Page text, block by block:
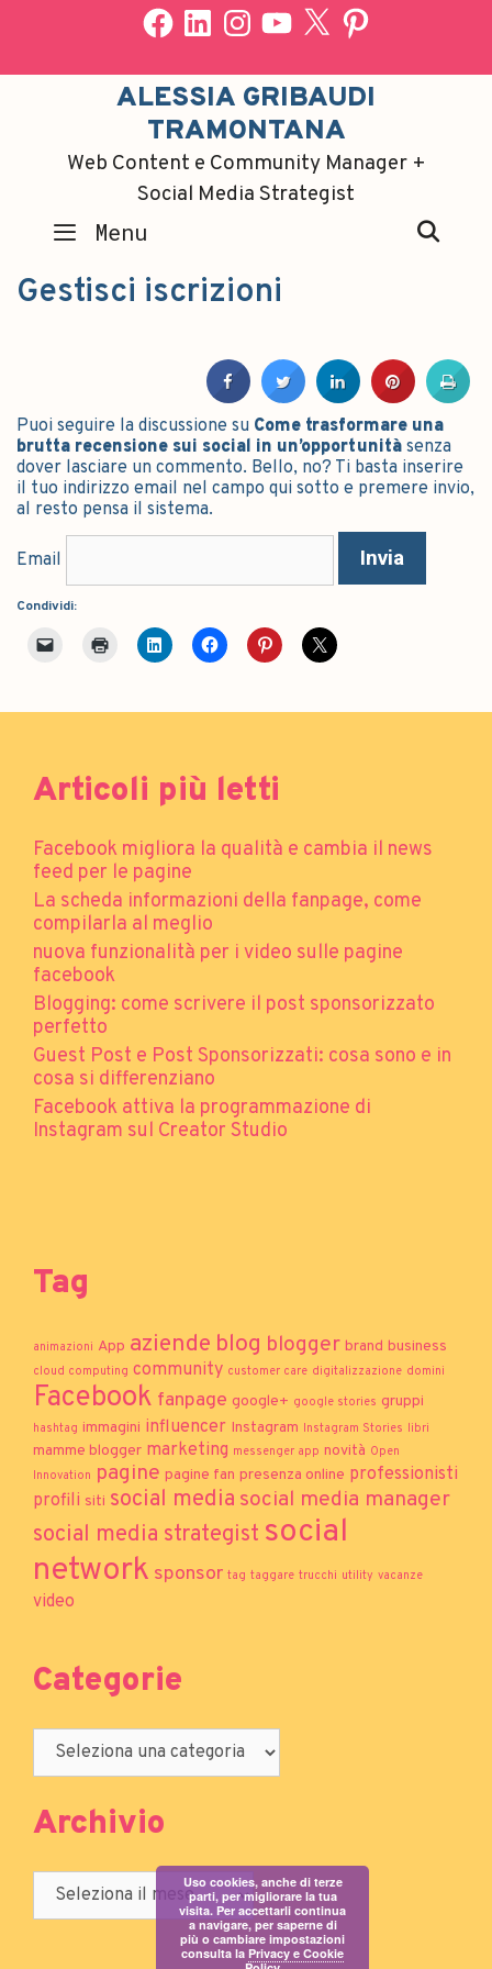
ALESSIA GRIBAUDI
TRAMONTANA
Web Content e Community Manager +
Social Media Strategist
Menu
Gestisci iscrizioni
Puoi seguire la discussione su Come trasformare una
brutta recensione sui social in un’opportunità senza
dover lasciare un commento. Bello, no? Ti basta inserire
il tuo indirizzo email nel campo qui sotto e premere invio,
al resto pensa il sistema.
Email
Condividi:
Articoli più letti
Facebook migliora la qualità e cambia il news
feed per le pagine
La scheda informazioni della fanpage, come
compilarla al meglio
nuova funzionalità per i video sulle pagine
facebook
Blogging: come scrivere il post sponsorizzato
perfetto
Guest Post e Post Sponsorizzati: cosa sono e in
cosa si differenziano
Facebook attiva la programmazione di
Instagram sul Creator Studio
Tag
animazioni App aziende blog blogger brand business
cloud computing community customer care digitalizzazione domini
Facebook fanpage google+ google stories gruppi
hashtag immagini influencer Instagram Instagram Stories libri
mamme blogger marketing messenger app novità Open
Innovation pagine pagine fan presenza online professionisti
profili siti social media social media manager
social media strategist social
network sponsor tag taggare trucchi utility vacanze
video
Categorie
Archivio
Uso cookies, anche di terze
parti, per migliorare la tua
visita. Per accettarli continua
a navigare, per saperne di
più o cambiare impostazioni
consulta la Privacy e Cookie